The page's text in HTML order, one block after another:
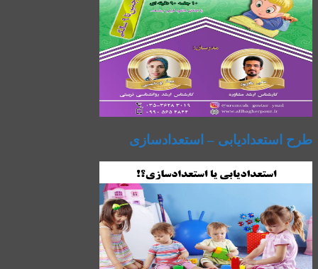
طرح استعدادیابی – استعدادسازی